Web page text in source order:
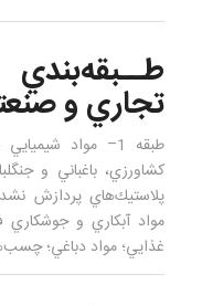
تجاري و
طبقه 1– مواد
كشاورزي، باغباني و
پلاستيك‌هاي پردازش
مواد آبكاري و جوشكاري
غذايي؛ مواد دباغي؛